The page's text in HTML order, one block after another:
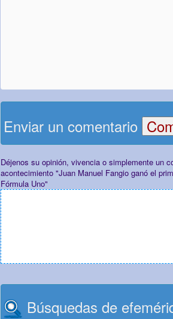
Enviar un comentario
Déjenos su opinión, vivencia o simplemente un
acontecimiento "Juan Manuel Fangio ganó el
Fórmula Uno"
Búsquedas de